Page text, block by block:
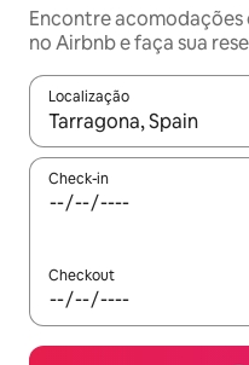
Encontre acomodações
no Airbnb e faça sua
Localização
Quando os resultados
Check-in
Checkout